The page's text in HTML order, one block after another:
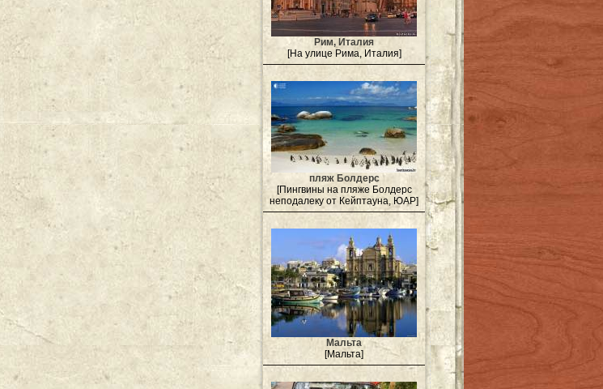
Рим, Италия
[На улице Рима, Италия]
пляж Болдерс
[Пингвины на пляже Болдерс
неподалеку от Кейптауна, ЮАР]
Мальта
[Мальта]